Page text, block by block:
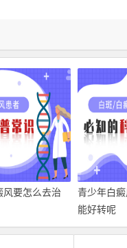
风要怎么去治
青少年白
能好转呢